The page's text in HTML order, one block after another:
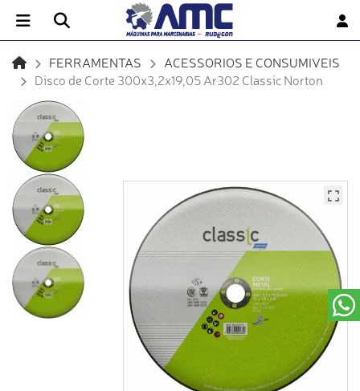
FERRAMENTAS
ACESSORIOS E CONSUMIVEIS
Disco de Corte 300x3,2x19,05 Ar302 Classic Norton